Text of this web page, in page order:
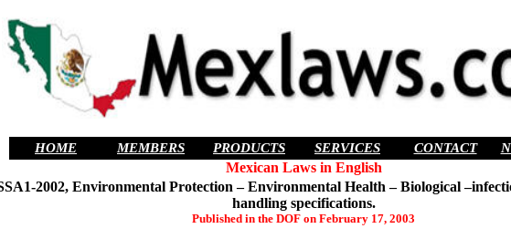
HOME MEMBERS PRODUCTS SERVICES CONTACT
Mexican Laws in English
2002, Environmental Protection – Environmental Health – Biological
handling specifications.
Published in the DOF on February 17, 2003